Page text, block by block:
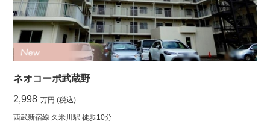
ネオコーポ武蔵野
2,998 万円 (税込)
西武新宿線 久米川駅 徒歩10分